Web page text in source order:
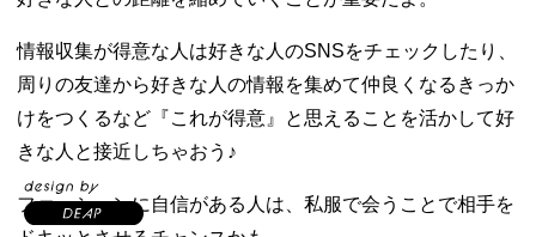
情報収集が得意な人は好きな人のSNSをチェックしたり、
周りの友達から好きな人の情報を集めて仲良くなるきっか
けをつくるなど『これが得意』と思えることを活かして好
きな人と接近しちゃおう♪
ファッションに自信がある人は、私服で会うことで相手を